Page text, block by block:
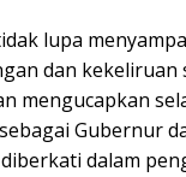
lupa
dan kekeliruan
mengucapkan
Gubernur
dalam